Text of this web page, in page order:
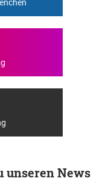
unseren News